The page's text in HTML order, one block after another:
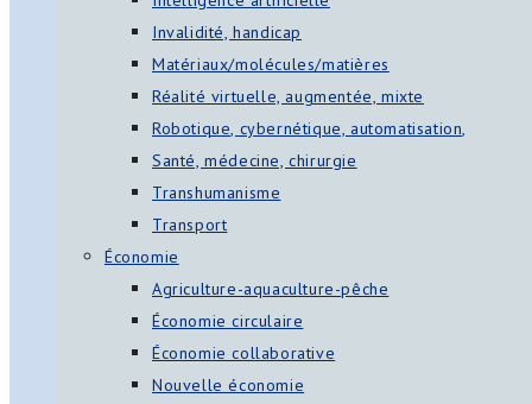
Invalidité, handicap
Matériaux/molécules/matières
Réalité virtuelle, augmentée, mixte
Robotique, cybernétique, automatisation,
Santé, médecine, chirurgie
Transhumanisme
Transport
Économie
Agriculture-aquaculture-pêche
Économie circulaire
Économie collaborative
Nouvelle économie